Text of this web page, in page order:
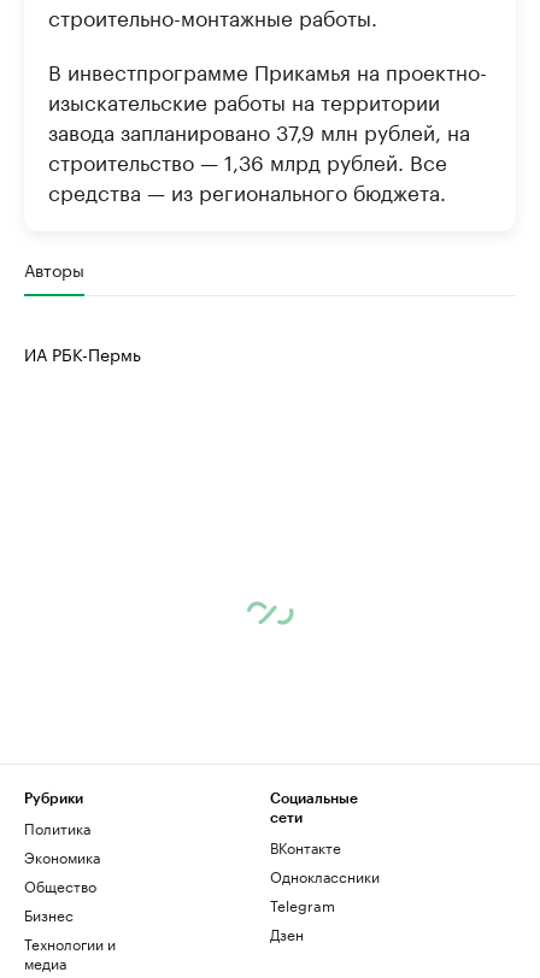
строительно-монтажные работы.
В инвестпрограмме Прикамья на проектно-
изыскательские работы на территории
завода запланировано 37,9 млн рублей, на
строительство — 1,36 млрд рублей. Все
средства — из регионального бюджета.
Авторы
ИА РБК-Пермь
Рубрики
Политика
Экономика
Общество
Бизнес
Технологии и
медиа
Социальные
сети
ВКонтакте
Одноклассники
Telegram
Дзен